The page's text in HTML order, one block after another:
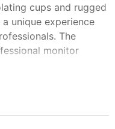
cups and rugged
unique experience
The
monitor